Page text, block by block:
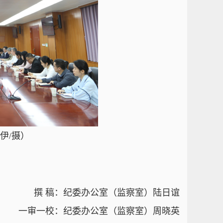
/摄）
撰 稿：纪委办公室（监察室）陆日谊
一审一校：纪委办公室（监察室）周晓英